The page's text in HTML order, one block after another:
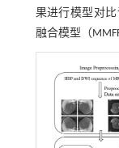
果进行模型对
融合模型（